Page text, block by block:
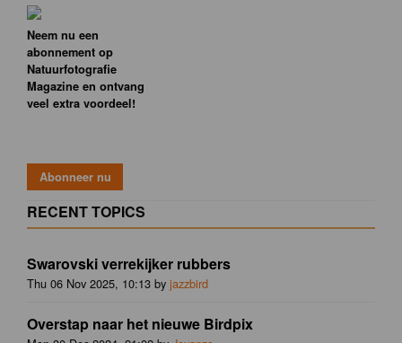
Neem nu een
abonnement op
Natuurfotografie
Magazine en ontvang
veel extra voordeel!
RECENT TOPICS
Swarovski verrekijker rubbers
Thu 06 Nov 2025, 10:13 by jazzbird
Overstap naar het nieuwe Birdpix